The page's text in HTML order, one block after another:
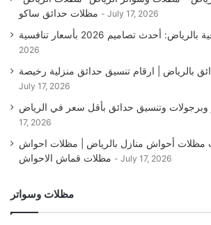
مظلات حدائق ساكو
July 17, 2026
أحدث تصاميم 2026 بأسعار تنافسية
2026
بالرياض | ارقام تنسيق حدائق منزلية رخيصة
July 17, 2026
وتنسيق حدائق بأقل سعر في الرياض
17, 2026
أحواش منازل بالرياض | مظلات احواش
مظلات قماش الاحواش
July 17, 2026
مظلات وسواتر